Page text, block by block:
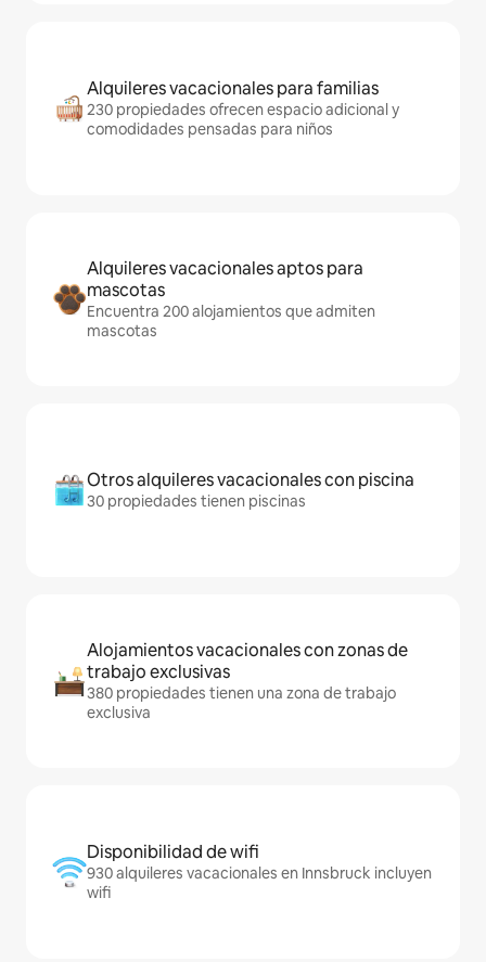
Alquileres vacacionales para familias
230 propiedades ofrecen espacio adicional y
comodidades pensadas para niños
Alquileres vacacionales aptos para
mascotas
Encuentra 200 alojamientos que admiten
mascotas
Otros alquileres vacacionales con piscina
30 propiedades tienen piscinas
Alojamientos vacacionales con zonas de
trabajo exclusivas
380 propiedades tienen una zona de trabajo
exclusiva
Disponibilidad de wifi
930 alquileres vacacionales en Innsbruck incluyen
wifi